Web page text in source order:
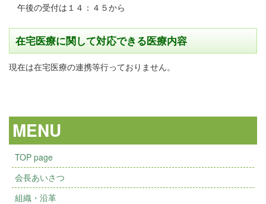
午後の受付は１４：４５から
在宅医療に関して対応できる医療内容
現在は在宅医療の連携等行っておりません。
MENU
TOP page
会長あいさつ
組織・沿革